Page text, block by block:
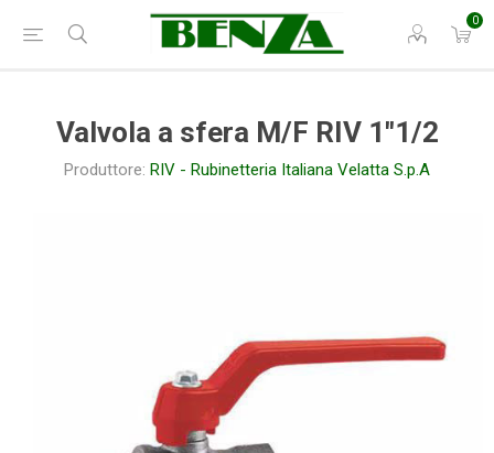
0
Valvola a sfera M/F RIV 1"1/2
Produttore: RIV - Rubinetteria Italiana Velatta S.p.A